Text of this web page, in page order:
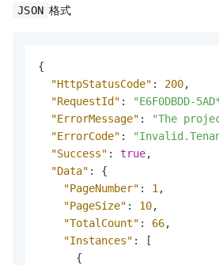
JSON 格式
{
"HttpStatusCode" : 200,
"RequestId" : "E6F0DBDD-
"ErrorMessage" : "The
"ErrorCode" :
"Success" : true,
"Data" :
{
"PageNumber" : 1 ,
"PageSize" : 10,
"TotalCount" : 66,
"Instances" :
[
{